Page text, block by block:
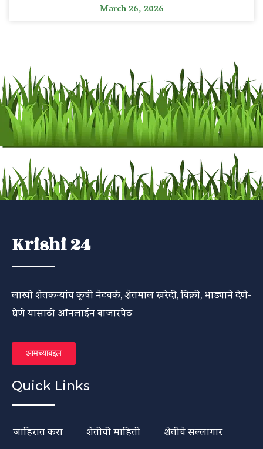
March 26, 2026
Krishi 24
लाखो शेतकऱ्यांच कृषी नेटवर्क, शेतमाल खरेदी, विक्री, भाड्याने देणे-
घेणे यासाठी ऑनलाईन बाजारपेठ
आमच्याबद्दल
Quick Links
जाहिरात करा शेतीची माहिती
शेतीचे सल्लागार